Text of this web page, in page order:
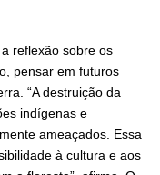
reflexão sobre os
pensar em futuros
“A destruição da
indígenas e
ameaçados. Essa
à cultura e aos